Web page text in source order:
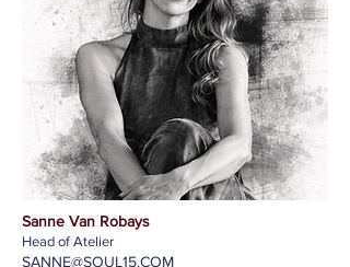
Sanne Van Robays
Head of Atelier
SANNE@SOUL15.COM